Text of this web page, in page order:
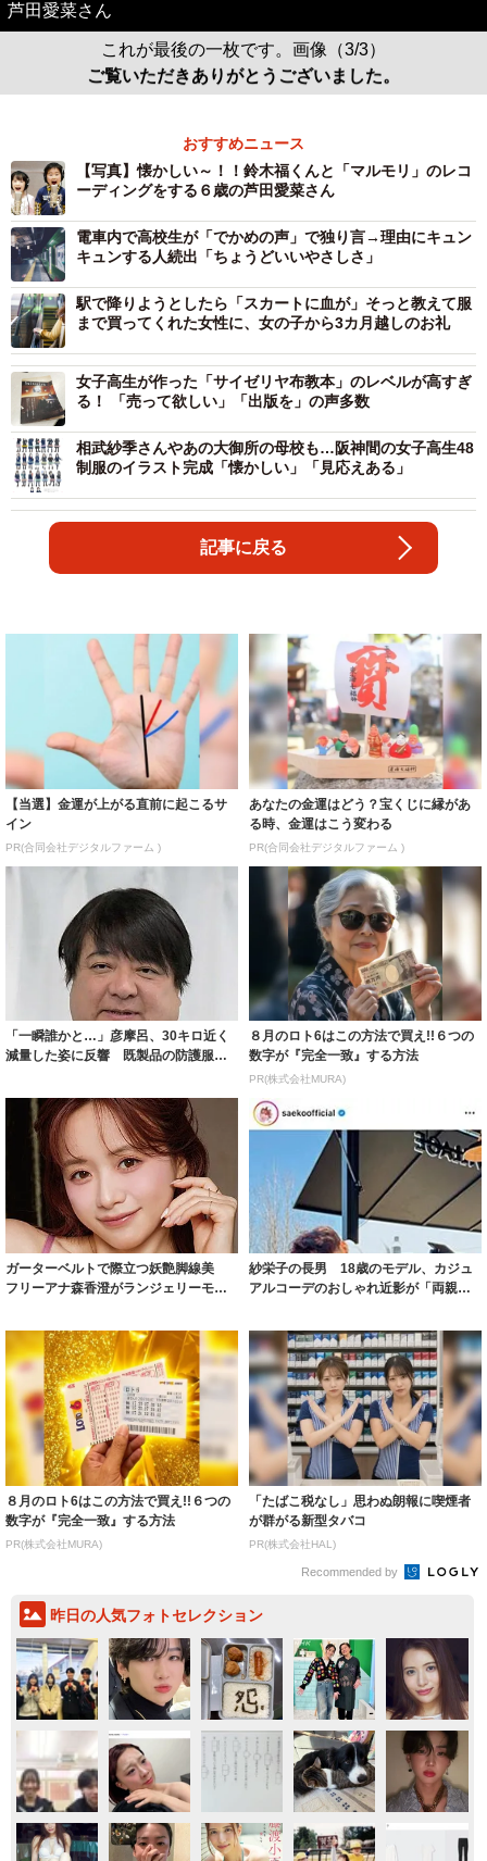
芦田愛菜さん
これが最後の一枚です。画像（3/3）
ご覧いただきありがとうございました。
おすすめニュース
【写真】懐かしい～！！鈴木福くんと「マルモリ」のレコ
ーディングをする６歳の芦田愛菜さん
電車内で高校生が「でかめの声」で独り言→理由にキュン
キュンする人続出「ちょうどいいやさしさ」
駅で降りようとしたら「スカートに血が」そっと教えて服
まで買ってくれた女性に、女の子から3カ月越しのお礼
女子高生が作った「サイゼリヤ布教本」のレベルが高すぎ
る！ 「売って欲しい」「出版を」の声多数
相武紗季さんやあの大御所の母校も…阪神間の女子高生48
制服のイラスト完成「懐かしい」「見応えある」
記事に戻る
【当選】金運が上がる直前に起こるサ
イン
PR(合同会社デジタルファーム )
あなたの金運はどう？宝くじに縁があ
る時、金運はこう変わる
PR(合同会社デジタルファーム )
「一瞬誰かと…」彦摩呂、30キロ近く
減量した姿に反響 既製品の防護服が
８月のロト6はこの方法で買え!!６つの
数字が『完全一致』する方法
PR(株式会社MURA)
ガーターベルトで際立つ妖艶脚線美
フリーアナ森香澄がランジェリーモデ
紗栄子の長男 18歳のモデル、カジュ
アルコーデのおしゃれ近影が「両親の
８月のロト6はこの方法で買え!!６つの
数字が『完全一致』する方法
PR(株式会社MURA)
「たばこ税なし」思わぬ朗報に喫煙者
が群がる新型タバコ
PR(株式会社HAL)
Recommended by
昨日の人気フォトセレクション